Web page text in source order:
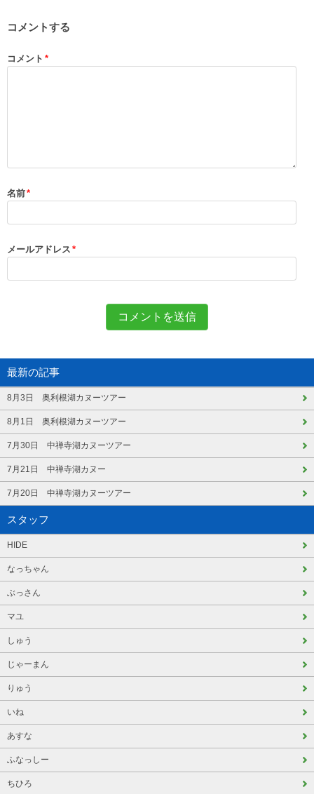
コメントする
コメント *
名前*
メールアドレス *
最新の記事
8月3日 奥利根湖カヌーツアー
8月1日 奥利根湖カヌーツアー
7月30日 中禅寺湖カヌーツアー
7月21日 中禅寺湖カヌー
7月20日 中禅寺湖カヌーツアー
スタッフ
HIDE
なっちゃん
ぶっさん
マユ
しゅう
じゃーまん
りゅう
いね
あすな
ふなっしー
ちひろ